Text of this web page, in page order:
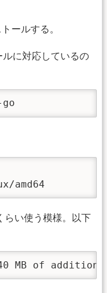
ールする。
に対応しているの
amd64
らい使う模様。以下
MB of